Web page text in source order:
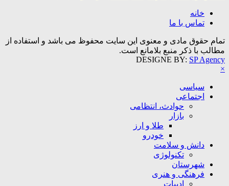
خانه
تماس با ما
تمام حقوق مادی و معنوی این سایت محفوظ می باشد و استفاده از
مطالب با ذکر منبع بلامانع است.
DESIGNE BY: SP Agency
×
سیاسی
اجتماعی
حوادث، انتظامی
بازار
طلا و ارز
خودرو
دانش و سلامت
تکنولوژی
شهرستان
فرهنگی و هنری
ادبیات